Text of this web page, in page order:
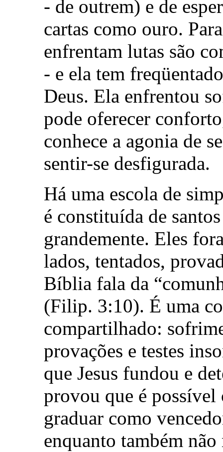
- de outrem) e de
cartas como ouro.
enfrentam lutas são
- e ela tem
Deus. Ela enfrentou
pode oferecer
conhece a agonia de
sentir-se desfigurada.
Há uma escola de
é constituída de
grandemente. Eles
lados, tentados,
Bíblia fala da
(Filip. 3:10). É uma
compartilhado:
provações e testes
que Jesus fundou e
provou que é possível
graduar como
enquanto também